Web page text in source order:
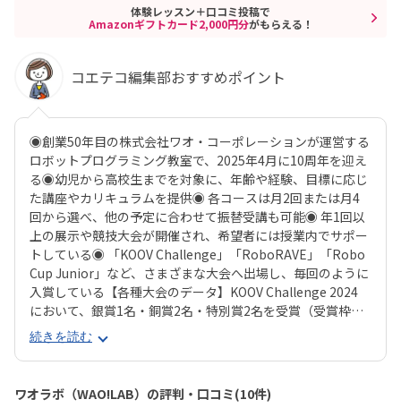
体験レッスン＋口コミ投稿で
Amazonギフトカード2,000円分がもらえる！
コエテコ編集部おすすめポイント
◉創業50年目の株式会社ワオ・コーポレーションが運営する
ロボットプログラミング教室で、2025年4月に10周年を迎え
る◉幼児から高校生までを対象に、年齢や経験、目標に応じ
た講座やカリキュラムを提供◉ 各コースは月2回または月4
回から選べ、他の予定に合わせて振替受講も可能◉ 年1回以
上の展示や競技大会が開催され、希望者には授業内でサポー
トしている◉ 「KOOV Challenge」「RoboRAVE」「Robo
Cup Junior」など、さまざまな大会へ出場し、毎回のように
入賞している【各種大会のデータ】KOOV Challenge 2024
において、銀賞1名・銅賞2名・特別賞2名を受賞（受賞枠は
全国でそれぞれ4）RoboRAVE大阪大会2024、ロボット相撲
の部において小学生・中学生ともに会員が所属するチームが
優勝！ロボカップ・ジュニア 2024 関西ブロックで準優勝！
（全国大会出場）初出場のRoboRAVE神戸大会2024、ロボ
ット作品展示部門で入賞枠を独占！ロボカップ・ジュニア 2
続きを読む
ワオラボ（WAO!LAB）の評判・口コミ(10件)